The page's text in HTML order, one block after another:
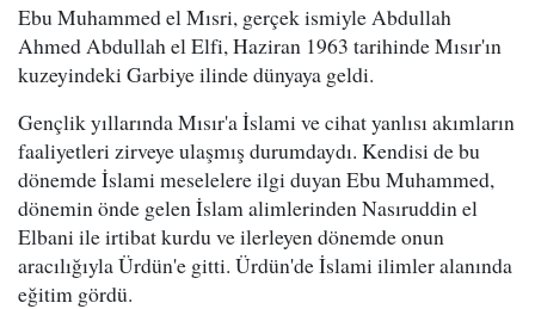
Ebu Muhammed el Mısri, gerçek ismiyle Abdullah
Ahmed Abdullah el Elfi, Haziran 1963 tarihinde Mısır'ın
kuzeyindeki Garbiye ilinde dünyaya geldi.
Gençlik yıllarında Mısır'a İslami ve cihat yanlısı akımların
faaliyetleri zirveye ulaşmış durumdaydı. Kendisi de bu
dönemde İslami meselelere ilgi duyan Ebu Muhammed,
dönemin önde gelen İslam alimlerinden Nasıruddin el
Elbani ile irtibat kurdu ve ilerleyen dönemde onun
aracılığıyla Ürdün'e gitti. Ürdün'de İslami ilimler alanında
eğitim gördü.